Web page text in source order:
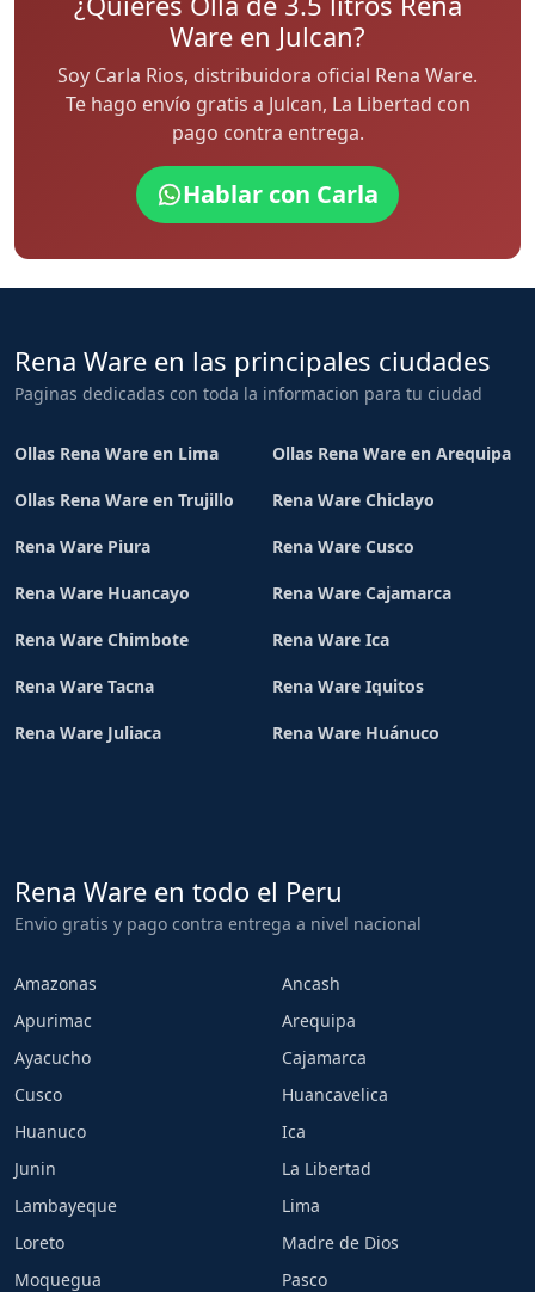
Ware en Julcan?
Soy Carla Rios, distribuidora oficial Rena Ware.
Te hago envío gratis a Julcan, La Libertad con
pago contra entrega.
Hablar con Carla
Rena Ware en las principales ciudades
Paginas dedicadas con toda la informacion para tu ciudad
Ollas Rena Ware en Lima Ollas Rena Ware en Arequipa
Ollas Rena Ware en Trujillo Rena Ware Chiclayo
Rena Ware Piura Rena Ware Cusco
Rena Ware Huancayo Rena Ware Cajamarca
Rena Ware Chimbote Rena Ware Ica
Rena Ware Tacna Rena Ware Iquitos
Rena Ware Juliaca Rena Ware Huánuco
Rena Ware en todo el Peru
Envio gratis y pago contra entrega a nivel nacional
Amazonas
Ancash
Apurimac
Arequipa
Ayacucho
Cajamarca
Cusco
Huancavelica
Huanuco
Ica
Junin
La Libertad
Lambayeque
Lima
Loreto
Madre de Dios
Moquegua
Pasco